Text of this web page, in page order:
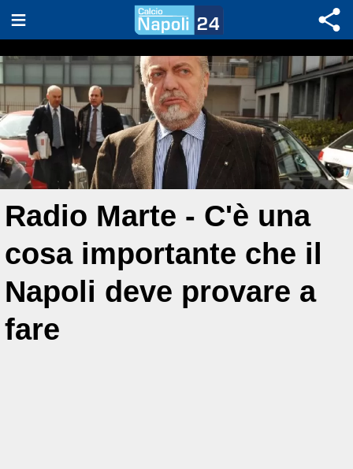
Radio Marte - C'è una
cosa importante che il
Napoli deve provare a
fare